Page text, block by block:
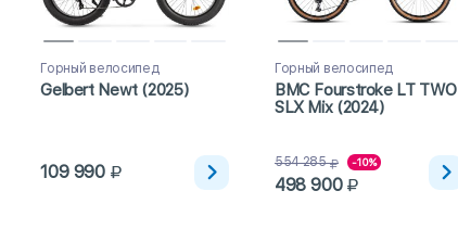
Горный велосипед
Gelbert Newt (2025)
109 990
Горный велосипед
BMC Fourstroke LT TWO
SLX Mix (2024)
554 285 -10%
498 900